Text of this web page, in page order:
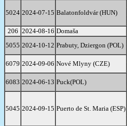
5024 2024-07-15 Balatonfoldvár (HUN)
206 2024-08-16 Domaša
5055 2024-10-12 Prabuty, Dziergon (POL)
6079 2024-09-06 Nové Mlyny (CZE)
6083 2024-06-13 Puck(POL)
5045 2024-09-15 Puerto de St. Maria (ESP)